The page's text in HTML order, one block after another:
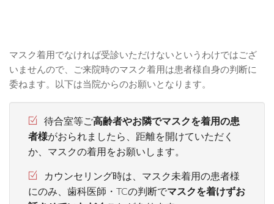
マスク着用でなければ受診いただけないというわけではござ
いませんので、ご来院時のマスク着用は患者様自身の判断に
委ねます。以下は当院からのお願いとなります。
待合室等ご高齢者やお隣でマスクを着用の患
者様がおられましたら、距離を開けていただく
か、マスクの着用をお願いします。
カウンセリング時は、マスク未着用の患者様
にのみ、歯科医師・TCの判断でマスクを着けずお